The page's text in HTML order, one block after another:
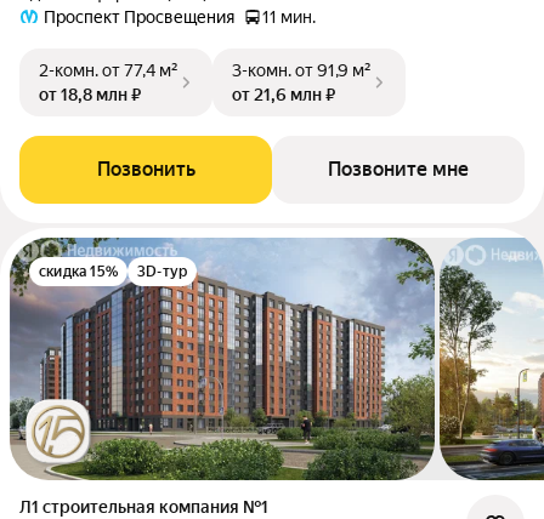
Проспект Просвещения
11 мин.
2-комн.от 77,4 м²
от 18,8 млн ₽
3-комн.от 91,9 м²
от 21,6 млн ₽
Позвонить Позвоните мне
скидка 15% 3D-тур
Л1 cтроительная компания №1